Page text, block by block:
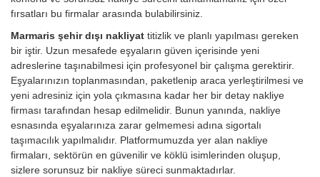
fırsatları bu firmalar arasında bulabilirsiniz.
Marmaris şehir dışı nakliyat titizlik ve planlı yapılması gereken
bir iştir. Uzun mesafede eşyaların güven içerisinde yeni
adreslerine taşınabilmesi için profesyonel bir çalışma gerektirir.
Eşyalarınızın toplanmasından, paketlenip araca yerleştirilmesi ve
yeni adresiniz için yola çıkmasına kadar her bir detay nakliye
firması tarafından hesap edilmelidir. Bunun yanında, nakliye
esnasında eşyalarınıza zarar gelmemesi adına sigortalı
taşımacılık yapılmalıdır. Platformumuzda yer alan nakliye
firmaları, sektörün en güvenilir ve köklü isimlerinden oluşup,
sizlere sorunsuz bir nakliye süreci sunmaktadırlar.